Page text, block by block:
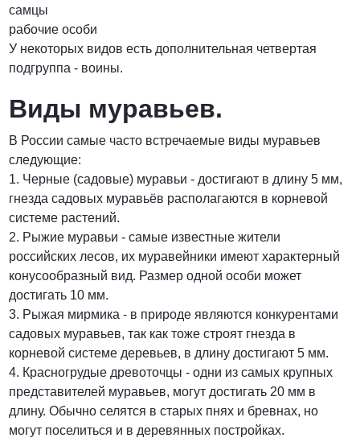
самцы
рабочие особи
У некоторых видов есть дополнительная четвертая
подгруппа - воины.
Виды муравьев.
В России самые часто встречаемые виды муравьев
следующие:
1. Черные (садовые) муравьи - достигают в длину 5 мм,
гнезда садовых муравьёв располагаются в корневой
системе растений.
2. Рыжие муравьи - самые известные жители
российских лесов, их муравейники имеют характерный
конусообразный вид. Размер одной особи может
достигать 10 мм.
3. Рыжая мирмика - в природе являются конкурентами
садовых муравьев, так как тоже строят гнезда в
корневой системе деревьев, в длину достигают 5 мм.
4. Красногрудые древоточцы - одни из самых крупных
представителей муравьев, могут достигать 20 мм в
длину. Обычно селятся в старых пнях и бревнах, но
могут поселиться и в деревянных постройках.